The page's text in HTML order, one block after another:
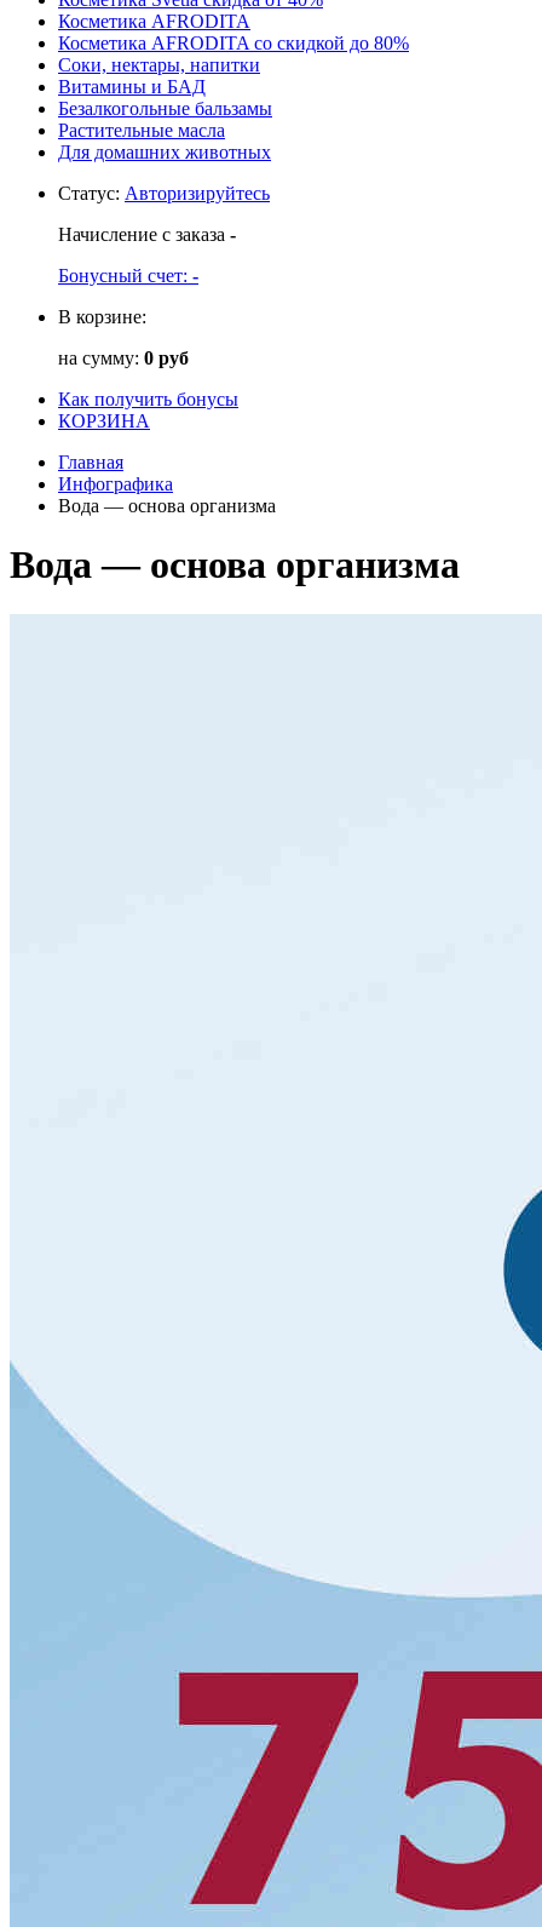
Косметика AFRODITA
Косметика AFRODITA со скидкой до 80%
Соки, нектары, напитки
Витамины и БАД
Безалкогольные бальзамы
Растительные масла
Для домашних животных
Статус: Авторизируйтесь
Начисление с заказа -
Бонусный счет: -
В корзине:
на сумму: 0 руб
Как получить бонусы
КОРЗИНА
Главная
Инфографика
Вода — основа организма
Вода — основа организма